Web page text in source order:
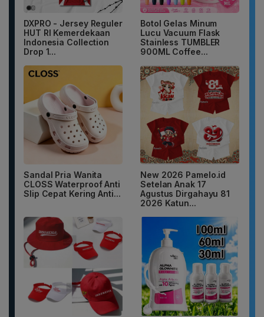
DXPRO - Jersey Reguler
HUT RI Kemerdekaan
Indonesia Collection
Drop 1...
Botol Gelas Minum
Lucu Vacuum Flask
Stainless TUMBLER
900ML Coffee...
Sandal Pria Wanita
CLOSS Waterproof Anti
Slip Cepat Kering Anti...
New 2026 Pamelo.id
Setelan Anak 17
Agustus Dirgahayu 81
2026 Katun...